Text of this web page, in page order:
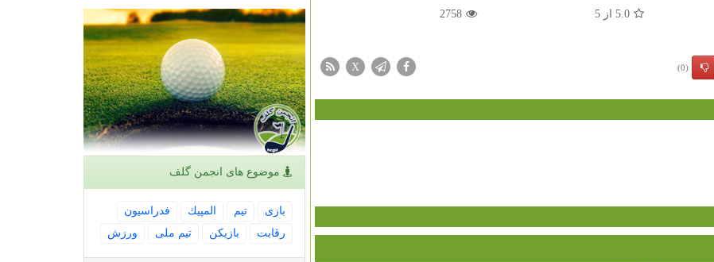
5.0 از5
2758
(0)
X
موضوع های انجمن گلف
بازی تیم المپیك
فدراسیون
رقابت
بازیكن تیم ملی ورزش